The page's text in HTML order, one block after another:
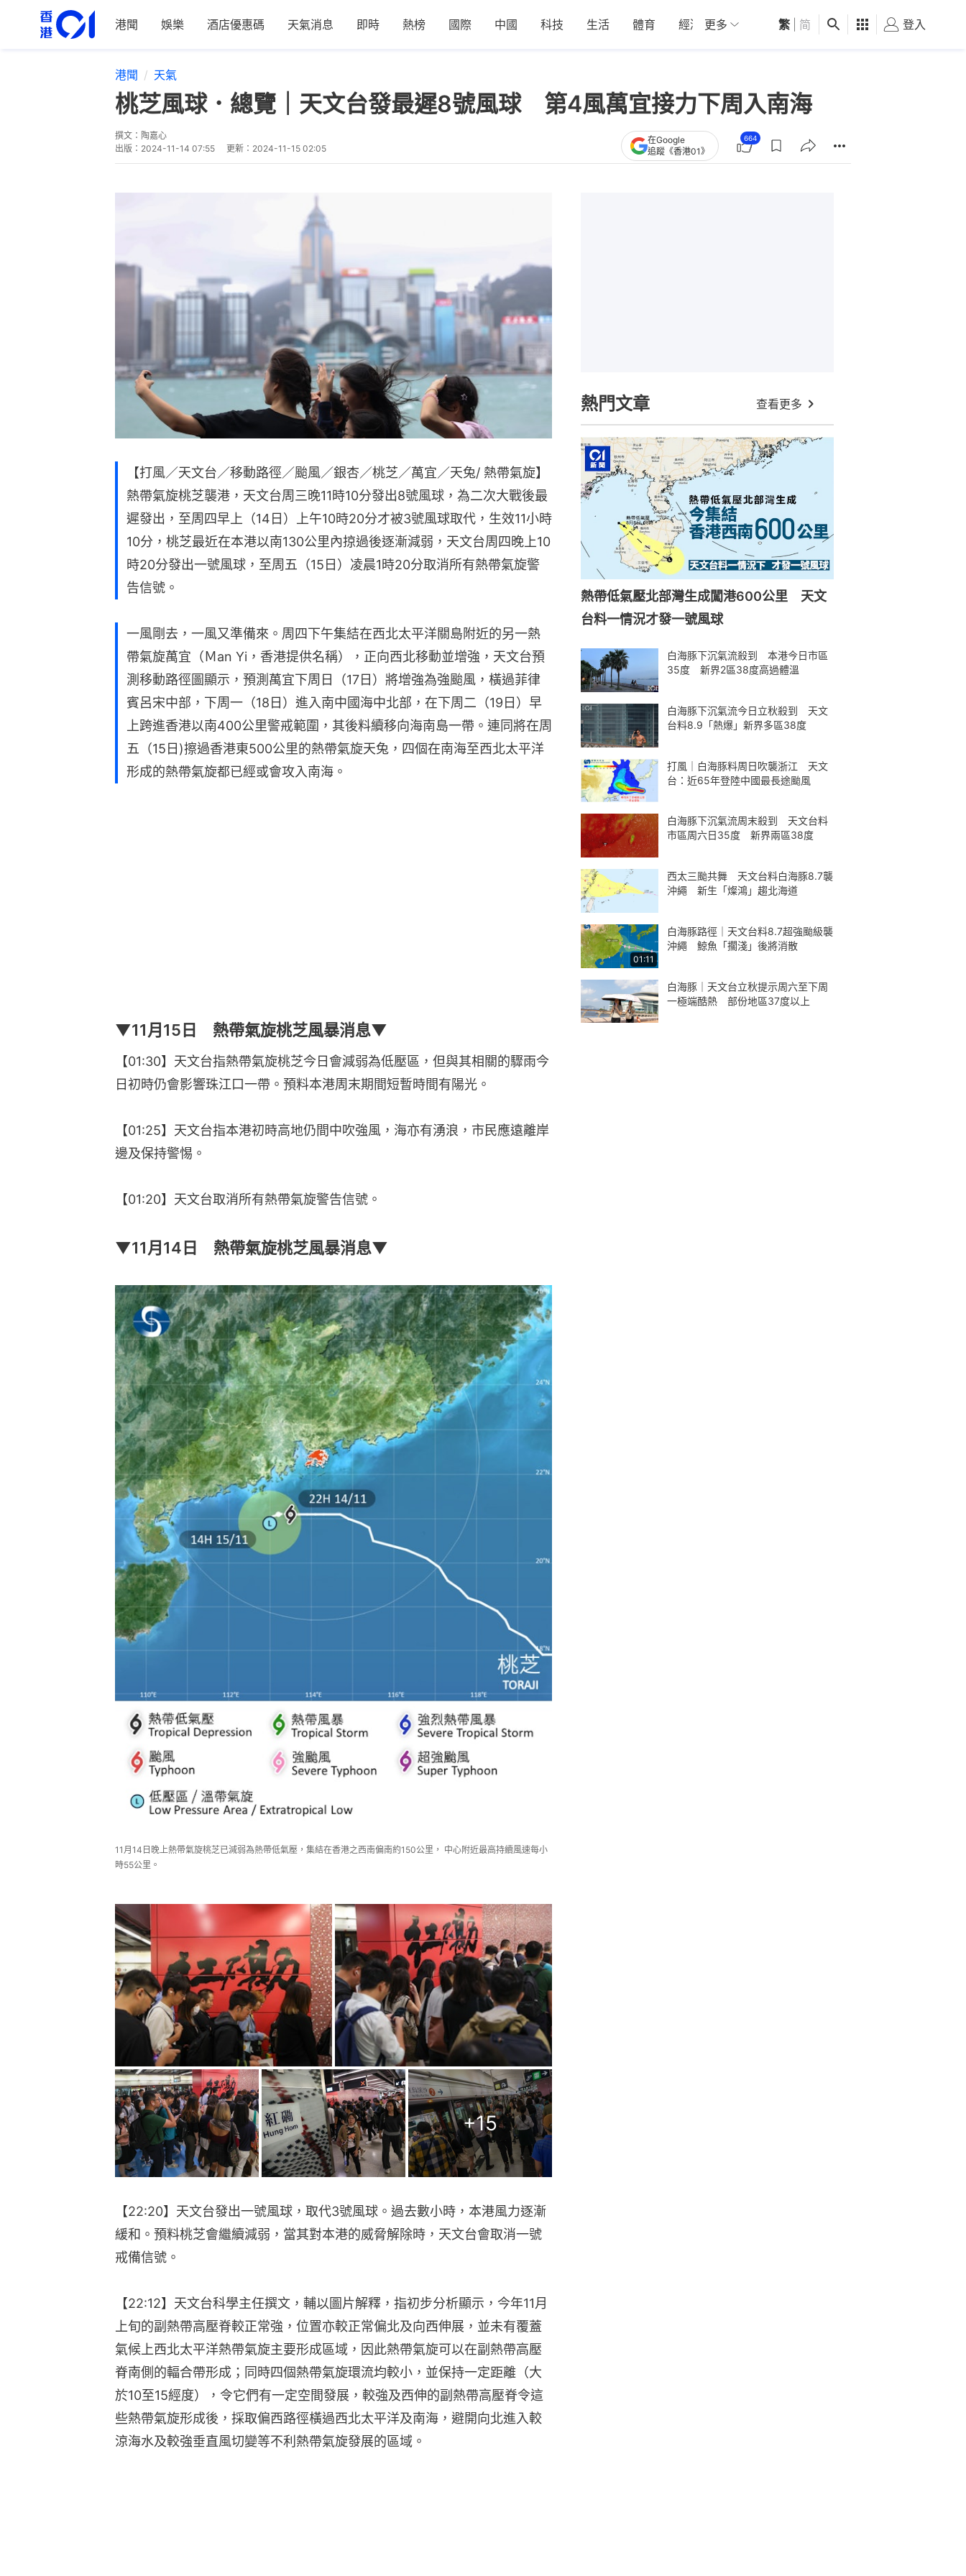
港聞 娛樂 酒店優惠碼 天氣消息 即時 熱榜 國際 中國 科技 生活 體育 經濟 01深圳 觀點 健康 好食玩飛
更多 繁 简 登入
港聞 天氣
桃芝風球．總覽｜天文台發最遲8號風球 第4風萬宜接力下周入南海
撰文： 陶嘉心
出版： 2024-11-14 07:55 更新： 2024-11-15 02:05
在Google
追蹤《香港01》
664
【打風／天文台／移動路徑／颱風／銀杏／桃芝／萬宜／天兔/ 熱帶氣旋】
熱帶氣旋桃芝襲港，天文台周三晚11時10分發出8號風球，為二次大戰後最
遲發出，至周四早上（14日）上午10時20分才被3號風球取代，生效11小時
10分，桃芝最近在本港以南130公里內掠過後逐漸減弱，天文台周四晚上10
時20分發出一號風球，至周五（15日）凌晨1時20分取消所有熱帶氣旋警
告信號。
一風剛去，一風又準備來。周四下午集結在西北太平洋關島附近的另一熱
帶氣旋萬宜（Ｍan Yi，香港提供名稱），正向西北移動並增強，天文台預
測移動路徑圖顯示，預測萬宜下周日（17日）將增強為強颱風，橫過菲律
賓呂宋中部，下周一（18日）進入南中國海中北部，在下周二（19日）早
上跨進香港以南400公里警戒範圍，其後料續移向海南島一帶。連同將在周
五（15日)擦過香港東500公里的熱帶氣旋天兔，四個在南海至西北太平洋
形成的熱帶氣旋都已經或會攻入南海。
▼11月15日 熱帶氣旋桃芝風暴消息▼
【01:30】天文台指熱帶氣旋桃芝今日會減弱為低壓區，但與其相關的驟雨今
日初時仍會影響珠江口一帶。預料本港周末期間短暫時間有陽光。
【01:25】天文台指本港初時高地仍間中吹強風，海亦有湧浪，市民應遠離岸
邊及保持警惕。
【01:20】天文台取消所有熱帶氣旋警告信號。
▼11月14日 熱帶氣旋桃芝風暴消息▼
11月14日晚上熱帶氣旋桃芝已減弱為熱帶低氣壓，集結在香港之西南偏南約150公里， 中心附近最高持續風速每小
時55公里。
+15
【22:20】天文台發出一號風球，取代3號風球。過去數小時，本港風力逐漸
緩和。預料桃芝會繼續減弱，當其對本港的威脅解除時，天文台會取消一號
戒備信號。
【22:12】天文台科學主任撰文，輔以圖片解釋，指初步分析顯示，今年11月
上旬的副熱帶高壓脊較正常強，位置亦較正常偏北及向西伸展，並未有覆蓋
氣候上西北太平洋熱帶氣旋主要形成區域，因此熱帶氣旋可以在副熱帶高壓
脊南側的輻合帶形成；同時四個熱帶氣旋環流均較小，並保持一定距離（大
於10至15經度），令它們有一定空間發展，較強及西伸的副熱帶高壓脊令這
些熱帶氣旋形成後，採取偏西路徑橫過西北太平洋及南海，避開向北進入較
涼海水及較強垂直風切變等不利熱帶氣旋發展的區域。
熱門文章 查看更多
熱帶低氣壓北部灣生成闖港600公里 天文
台料一情況才發一號風球
白海豚下沉氣流殺到 本港今日市區
35度 新界2區38度高過體溫
白海豚下沉氣流今日立秋殺到 天文
台料8.9「熱爆」新界多區38度
打風｜白海豚料周日吹襲浙江 天文
台：近65年登陸中國最長途颱風
白海豚下沉氣流周末殺到 天文台料
市區周六日35度 新界兩區38度
西太三颱共舞 天文台料白海豚8.7襲
沖繩 新生「燦鴻」趨北海道
01:11
白海豚路徑｜天文台料8.7超強颱級襲
沖繩 鯨魚「擱淺」後將消散
白海豚｜天文台立秋提示周六至下周
一極端酷熱 部份地區37度以上